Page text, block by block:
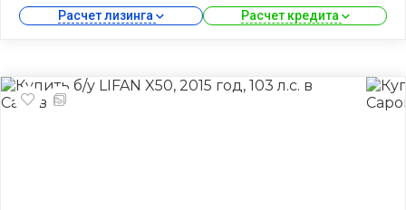
Расчет лизинга Расчет кредита